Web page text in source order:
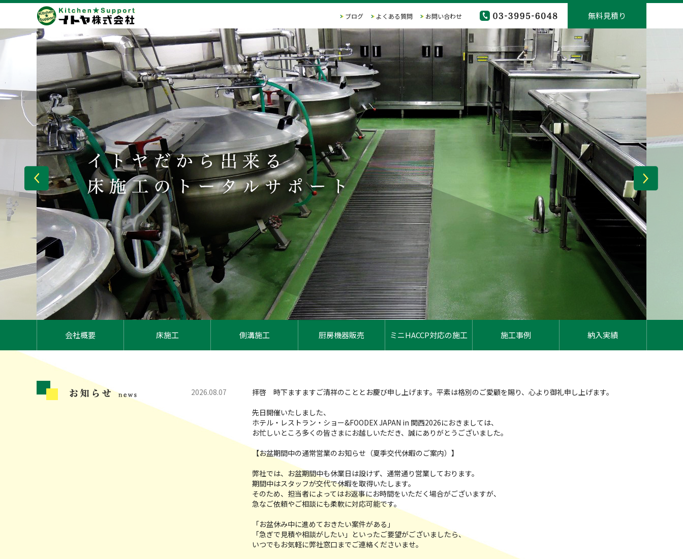
ブログ よくある質問 お問い合わせ 無料見積り
会社概要 床施工 側溝施工 厨房機器販売 ミニHACCP対応の施工 施工事例 納入実績
2026.08.07
拝啓 時下ますますご清祥のこととお慶び申し上げます。平素は格別のご愛顧を賜り、心より御礼申し上げます。
先日開催いたしました、
ホテル・レストラン・ショー&FOODEX JAPAN in 関西2026におきましては、
お忙しいところ多くの皆さまにお越しいただき、誠にありがとうございました。
【お盆期間中の通常営業のお知らせ（夏季交代休暇のご案内）】
弊社では、お盆期間中も休業日は設けず、通常通り営業しております。
期間中はスタッフが交代で休暇を取得いたします。
そのため、担当者によってはお返事にお時間をいただく場合がございますが、
急なご依頼やご相談にも柔軟に対応可能です。
「お盆休み中に進めておきたい案件がある」
「急ぎで見積や相談がしたい」といったご要望がございましたら、
いつでもお気軽に弊社窓口までご連絡くださいませ。